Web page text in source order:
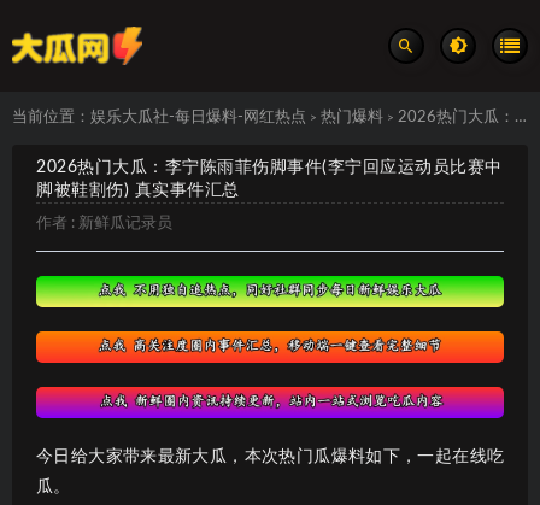
当前位置： 娱乐大瓜社-每日爆料-网红热点 > 热门爆料 > 2026热门大瓜：李宁陈雨菲伤脚事件(李宁回应运动员比赛中脚被鞋割伤) 真实事件汇总
2026热门大瓜：李宁陈雨菲伤脚事件(李宁回应运动员比赛中
脚被鞋割伤) 真实事件汇总
作者 : 新鲜瓜记录员
今日给大家带来最新大瓜，本次热门瓜爆料如下，一起在线吃
瓜。